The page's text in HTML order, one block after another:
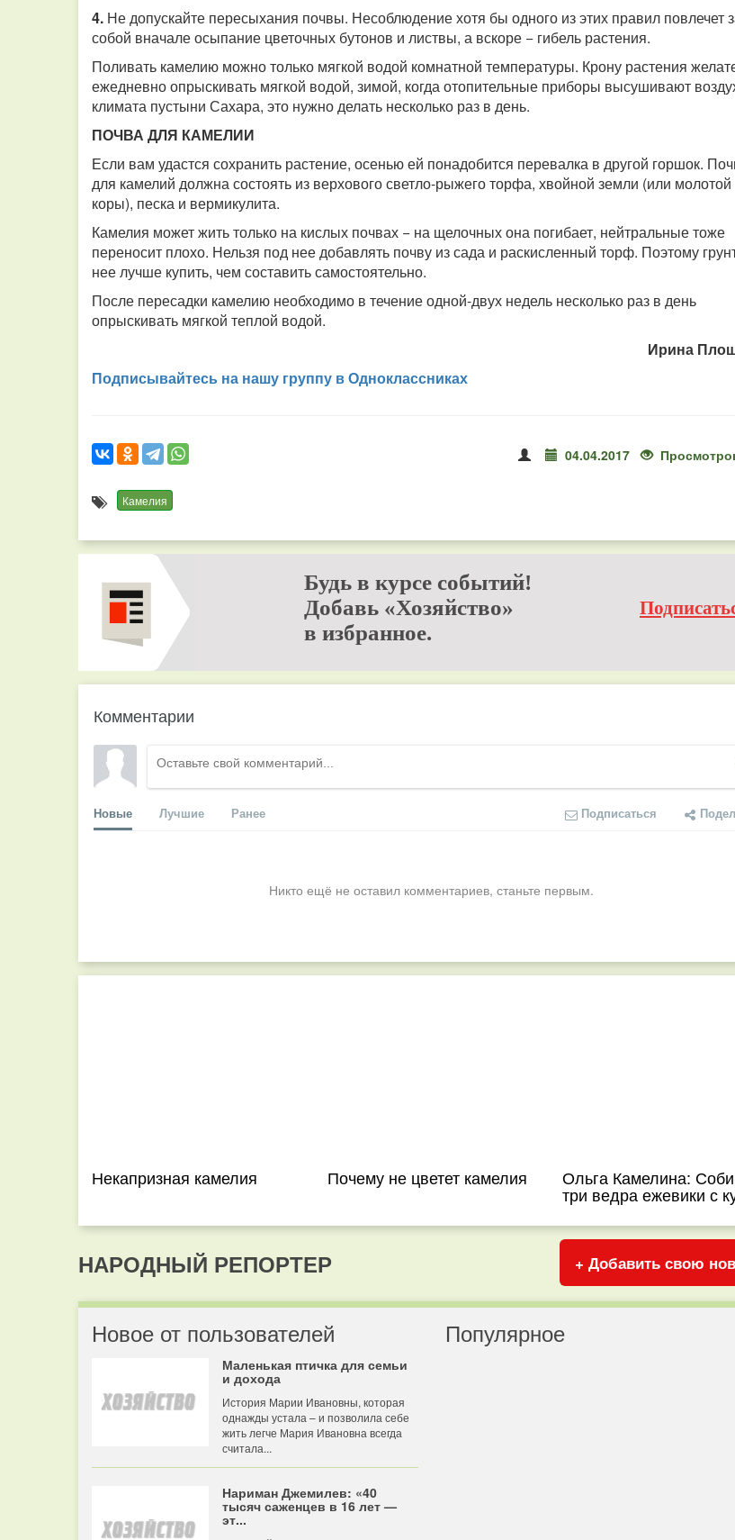
4. Не допускайте пересыхания почвы. Несоблюдение хотя бы одного из этих правил повлечет
собой вначале осыпание цветочных бутонов и листвы, а вскоре − гибель растения.
Поливать камелию можно только мягкой водой комнатной температуры. Крону растения
ежедневно опрыскивать мягкой водой, зимой, когда отопительные приборы высушивают
климата пустыни Сахара, это нужно делать несколько раз в день.
ПОЧВА ДЛЯ КАМЕЛИИ
Если вам удастся сохранить растение, осенью ей понадобится перевалка в другой горшок.
для камелий должна состоять из верхового светло-рыжего торфа, хвойной земли (или молотой
коры), песка и вермикулита.
Камелия может жить только на кислых почвах − на щелочных она погибает, нейтральные тоже
переносит плохо. Нельзя под нее добавлять почву из сада и раскисленный торф. Поэтому
нее лучше купить, чем составить самостоятельно.
После пересадки камелию необходимо в течение одной-двух недель несколько раз в день
опрыскивать мягкой теплой водой.
Ирина
Подписывайтесь на нашу группу в Одноклассниках
04.04.2017
Камелия
Будь в курсе событий!
Добавь «Хозяйство»
в избранное.
Комментарии
Новые Лучшие Ранее Подписаться
Никто ещё не оставил комментариев, станьте первым.
Некапризная камелия Почему не цветет камелия Ольга Камелина:
три ведра ежевики с
НАРОДНЫЙ РЕПОРТЕР + Добавить свою
Новое от пользователей
Маленькая птичка для семьи
и дохода
История Марии Ивановны, которая
однажды устала – и позволила себе
жить легче Мария Ивановна всегда
считала...
Нариман Джемилев: «40
тысяч саженцев в 16 лет —
эт...
Популярное